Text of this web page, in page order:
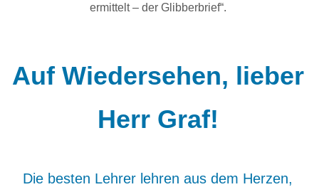
ermittelt – der Glibberbrief“.
Auf Wiedersehen, lieber
Herr Graf!
Die besten Lehrer lehren aus dem Herzen,